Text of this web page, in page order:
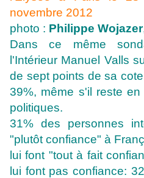
photo : Philippe Wojazer
Dans ce même
l'Intérieur Manuel Valls
de sept points de sa
39%, même s'il reste
politiques.
31% des personnes
"plutôt confiance" à
lui font "tout à fait
lui font pas confiance: